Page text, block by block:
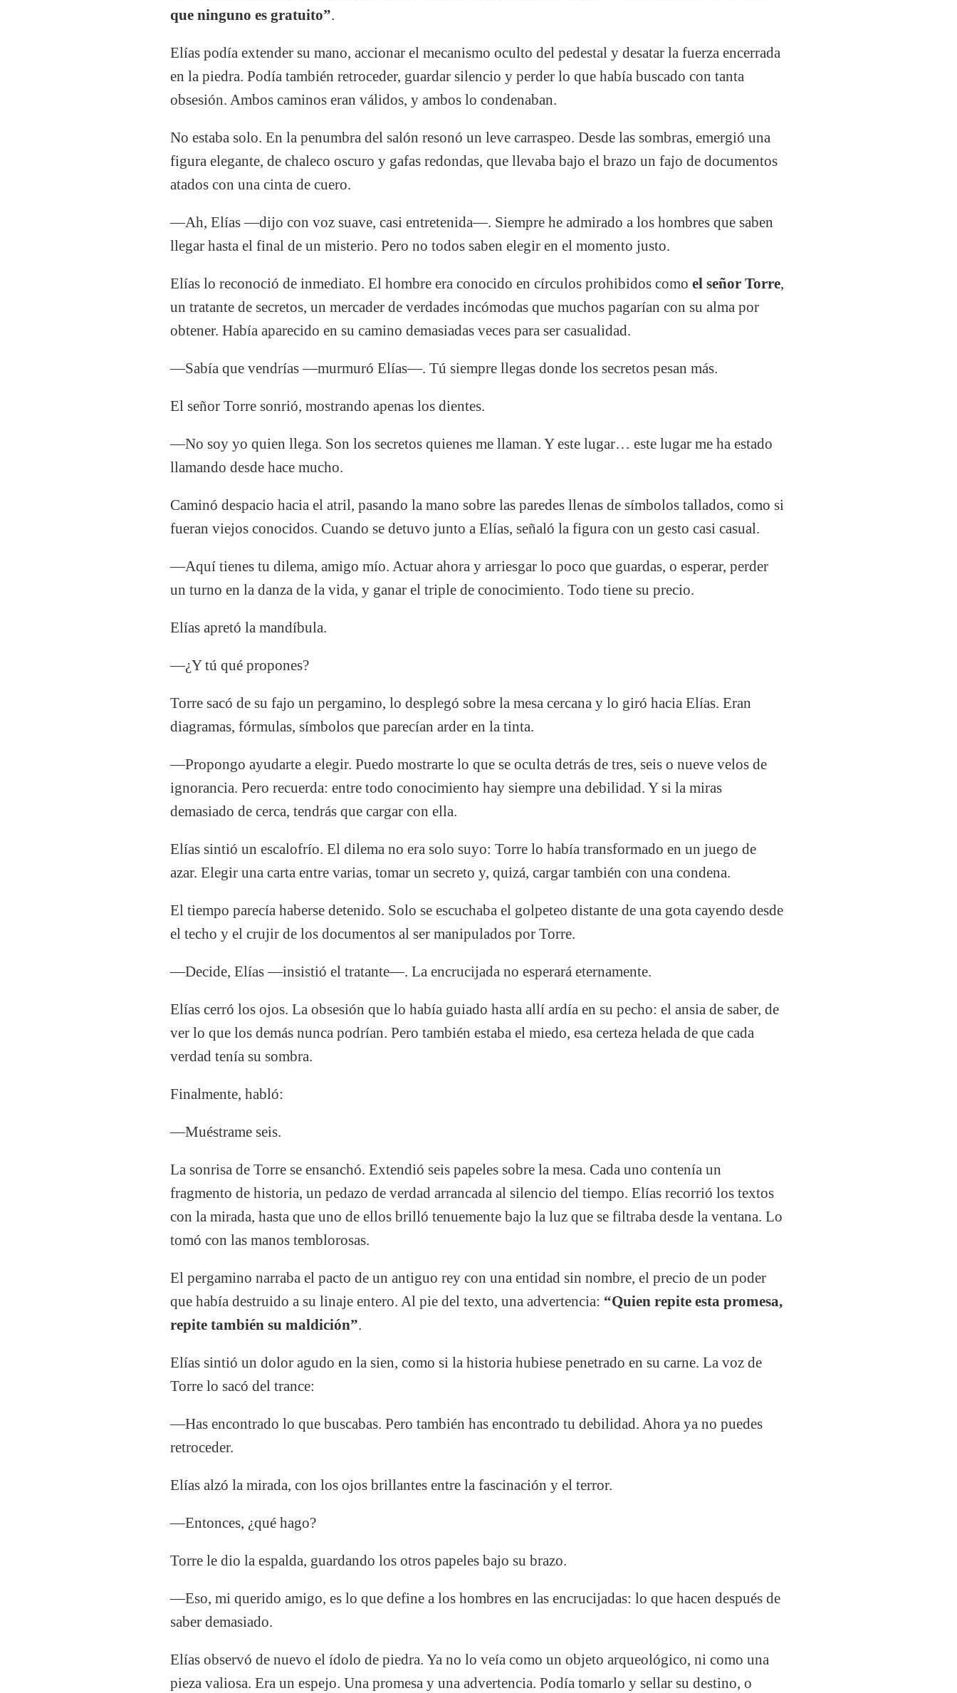
que ninguno es gratuito”.
Elías podía extender su mano, accionar el mecanismo oculto del pedestal y desatar la fuerza encerrada
en la piedra. Podía también retroceder, guardar silencio y perder lo que había buscado con tanta
obsesión. Ambos caminos eran válidos, y ambos lo condenaban.
No estaba solo. En la penumbra del salón resonó un leve carraspeo. Desde las sombras, emergió una
figura elegante, de chaleco oscuro y gafas redondas, que llevaba bajo el brazo un fajo de documentos
atados con una cinta de cuero.
—Ah, Elías —dijo con voz suave, casi entretenida—. Siempre he admirado a los hombres que saben
llegar hasta el final de un misterio. Pero no todos saben elegir en el momento justo.
Elías lo reconoció de inmediato. El hombre era conocido en círculos prohibidos comoel señor Torre,
un tratante de secretos, un mercader de verdades incómodas que muchos pagarían con su alma por
obtener. Había aparecido en su camino demasiadas veces para ser casualidad.
—Sabía que vendrías —murmuró Elías—. Tú siempre llegas donde los secretos pesan más.
El señor Torre sonrió, mostrando apenas los dientes.
—No soy yo quien llega. Son los secretos quienes me llaman. Y este lugar… este lugar me ha estado
llamando desde hace mucho.
Caminó despacio hacia el atril, pasando la mano sobre las paredes llenas de símbolos tallados, como si
fueran viejos conocidos. Cuando se detuvo junto a Elías, señaló la figura con un gesto casi casual.
—Aquí tienes tu dilema, amigo mío. Actuar ahora y arriesgar lo poco que guardas, o esperar, perder
un turno en la danza de la vida, y ganar el triple de conocimiento. Todo tiene su precio.
Elías apretó la mandíbula.
—¿Y tú qué propones?
Torre sacó de su fajo un pergamino, lo desplegó sobre la mesa cercana y lo giró hacia Elías. Eran
diagramas, fórmulas, símbolos que parecían arder en la tinta.
—Propongo ayudarte a elegir. Puedo mostrarte lo que se oculta detrás de tres, seis o nueve velos de
ignorancia. Pero recuerda: entre todo conocimiento hay siempre una debilidad. Y si la miras
demasiado de cerca, tendrás que cargar con ella.
Elías sintió un escalofrío. El dilema no era solo suyo: Torre lo había transformado en un juego de
azar. Elegir una carta entre varias, tomar un secreto y, quizá, cargar también con una condena.
El tiempo parecía haberse detenido. Solo se escuchaba el golpeteo distante de una gota cayendo desde
el techo y el crujir de los documentos al ser manipulados por Torre.
—Decide, Elías —insistió el tratante—. La encrucijada no esperará eternamente.
Elías cerró los ojos. La obsesión que lo había guiado hasta allí ardía en su pecho: el ansia de saber, de
ver lo que los demás nunca podrían. Pero también estaba el miedo, esa certeza helada de que cada
verdad tenía su sombra.
Finalmente, habló:
—Muéstrame seis.
La sonrisa de Torre se ensanchó. Extendió seis papeles sobre la mesa. Cada uno contenía un
fragmento de historia, un pedazo de verdad arrancada al silencio del tiempo. Elías recorrió los textos
con la mirada, hasta que uno de ellos brilló tenuemente bajo la luz que se filtraba desde la ventana. Lo
tomó con las manos temblorosas.
El pergamino narraba el pacto de un antiguo rey con una entidad sin nombre, el precio de un poder
que había destruido a su linaje entero. Al pie del texto, una advertencia: “Quien repite esta promesa,
repite también su maldición”.
Elías sintió un dolor agudo en la sien, como si la historia hubiese penetrado en su carne. La voz de
Torre lo sacó del trance:
—Has encontrado lo que buscabas. Pero también has encontrado tu debilidad. Ahora ya no puedes
retroceder.
Elías alzó la mirada, con los ojos brillantes entre la fascinación y el terror.
—Entonces, ¿qué hago?
Torre le dio la espalda, guardando los otros papeles bajo su brazo.
—Eso, mi querido amigo, es lo que define a los hombres en las encrucijadas: lo que hacen después de
saber demasiado.
Elías observó de nuevo el ídolo de piedra. Ya no lo veía como un objeto arqueológico, ni como una
pieza valiosa. Era un espejo. Una promesa y una advertencia. Podía tomarlo y sellar su destino, o